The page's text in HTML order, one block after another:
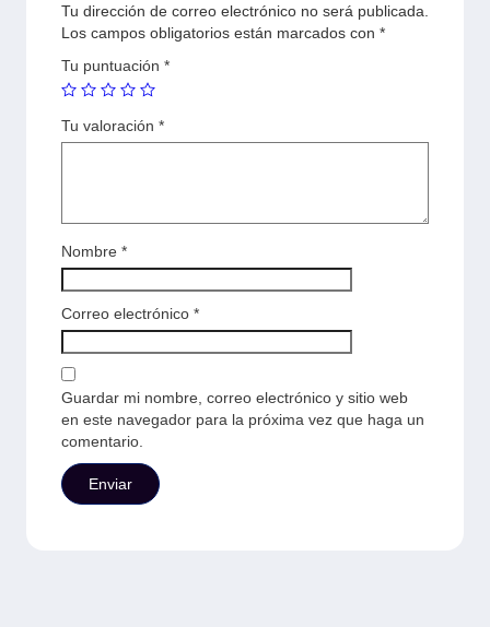
Tu dirección de correo electrónico no será publicada.
Los campos obligatorios están marcados con *
Tu puntuación *
Tu valoración *
Nombre *
Correo electrónico *
Guardar mi nombre, correo electrónico y sitio web
en este navegador para la próxima vez que haga un
comentario.